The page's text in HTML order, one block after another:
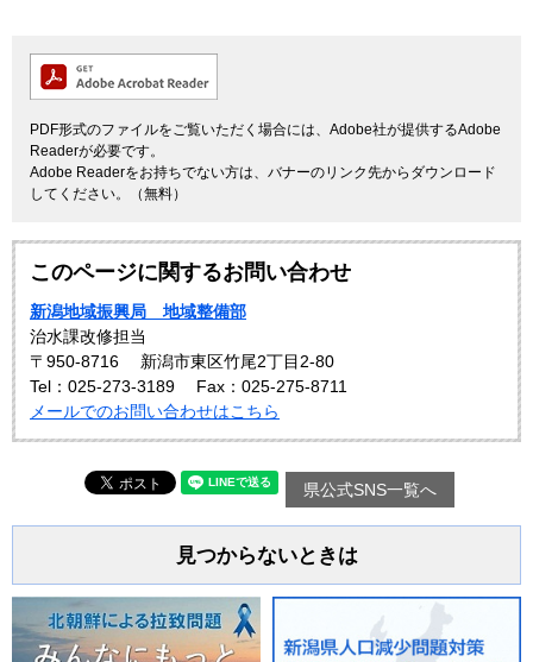
PDF形式のファイルをご覧いただく場合には、Adobe社が提供するAdobe
Readerが必要です。
Adobe Readerをお持ちでない方は、バナーのリンク先からダウンロード
してください。（無料）
このページに関するお問い合わせ
新潟地域振興局 地域整備部
治水課改修担当
〒950-8716
新潟市東区竹尾2丁目2-80
Tel：025-273-3189
Fax：025-275-8711
メールでのお問い合わせはこちら
県公式SNS一覧へ
見つからないときは